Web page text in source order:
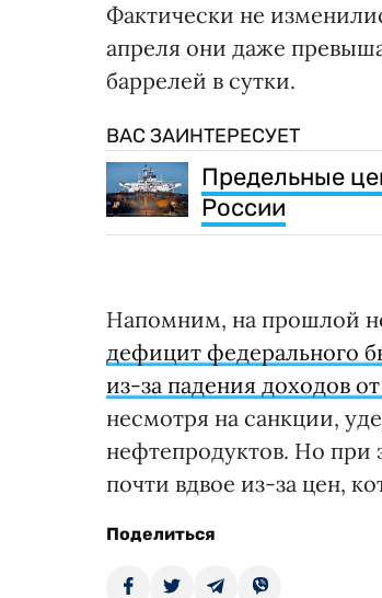
Фактически не
апреля они даже
баррелей в сутки.
ВАС ЗАИНТЕРЕСУЕТ
Предельные
России
Напомним, на прошлой
дефицит федерального
из-за падения доходов
несмотря на санкции,
нефтепродуктов. Но при
почти вдвое из-за цен,
Поделиться